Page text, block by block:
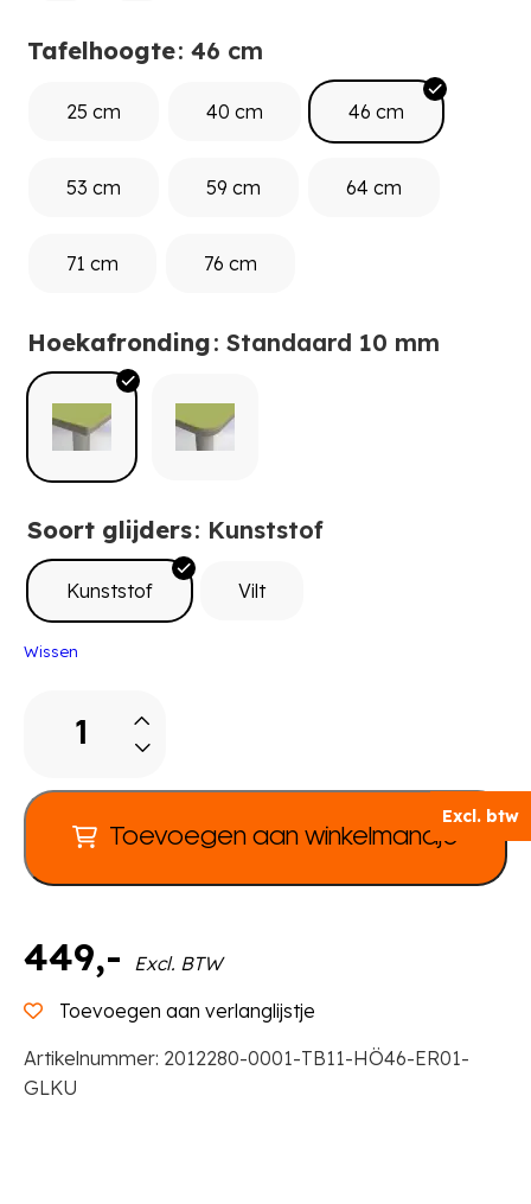
Excl. btw
Tafelhoogte: 46 cm
25 cm 40 cm 46 cm
53 cm 59 cm 64 cm
71 cm 76 cm
Hoekafronding: Standaard 10 mm
Soort glijders: Kunststof
Kunststof Vilt
Wissen
449,- Excl. BTW
Halfronde
Ø
120
metalen
aantal
Toevoegen aan winkelmandje
Toevoegen aan verlanglijstje
Artikelnummer: 2012280-0001-TB11-HÖ46-ER01-
GLKU